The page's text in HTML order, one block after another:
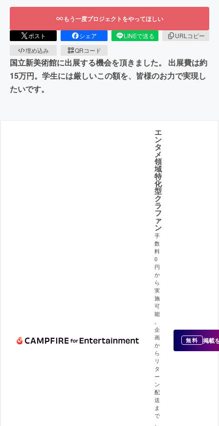
もう一度プロジェクトをやってほしい
ポスト シェア LINEで送る
URLコピー
埋め込み
QRコード
国立新美術館に出展する機会を頂きました。 出展費は約
15万円。学生には厳しいこの額を、皆様のお力で実現し
たいです。
エ
ン
タ
メ
領
域
特
化
型
ク
ラ
フ
ァ
ン
手
数
料
0
円
か
ら
実
施
可
能
企
画
か
ら
リ
タ
ー
ン
配
送
ま
で
無料 掲載